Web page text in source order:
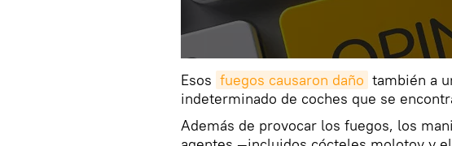
Esos fuegos causaron daño también a
indeterminado de coches que se
Además de provocar los fuegos, los